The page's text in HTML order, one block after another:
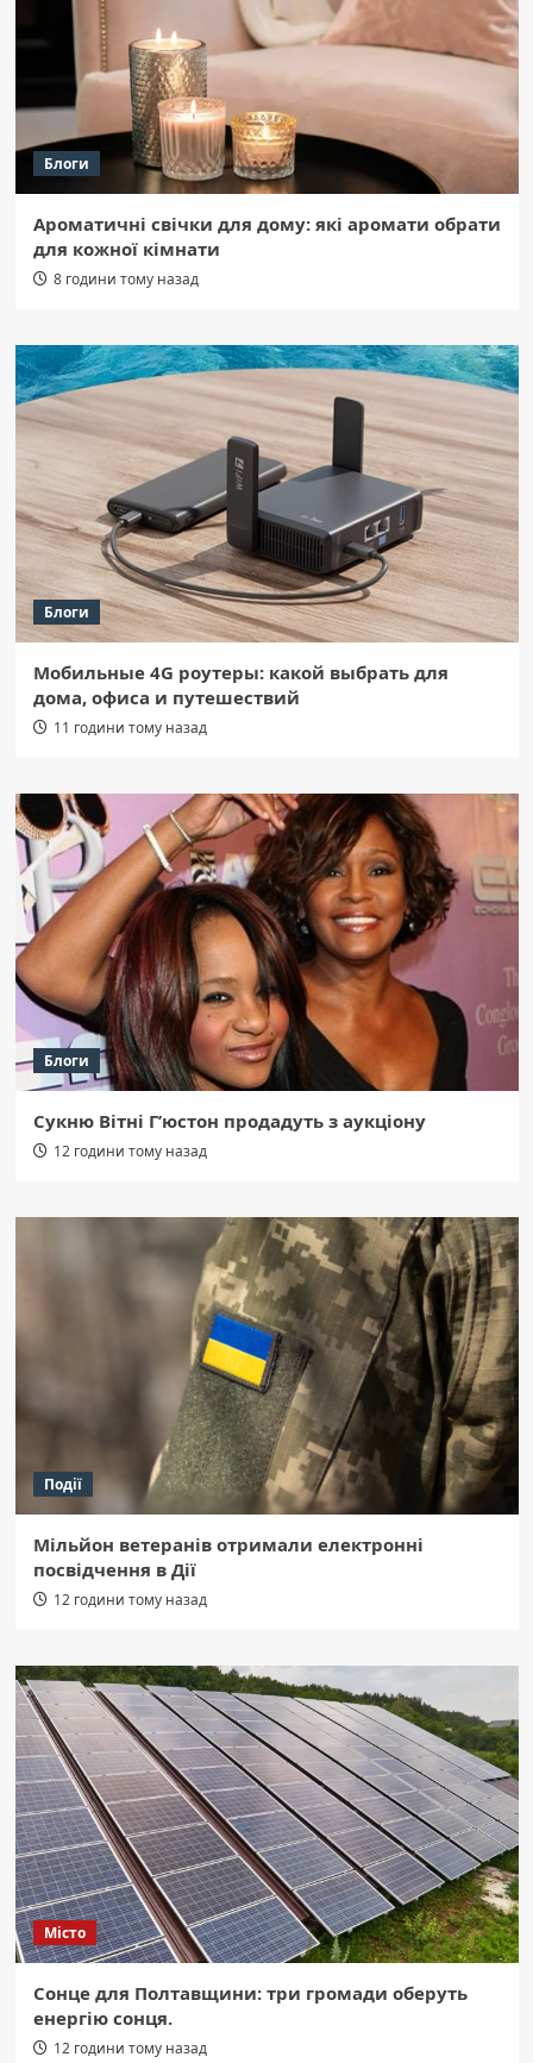
Блоги
Ароматичні свічки для дому: які аромати обрати
для кожної кімнати
8 години тому назад
Блоги
Мобильные 4G роутеры: какой выбрать для
дома, офиса и путешествий
11 години тому назад
Блоги
Сукню Вітні Г’юстон продадуть з аукціону
12 години тому назад
Події
Мільйон ветеранів отримали електронні
посвідчення в Дії
12 години тому назад
Місто
Сонце для Полтавщини: три громади оберуть
енергію сонця.
12 години тому назад